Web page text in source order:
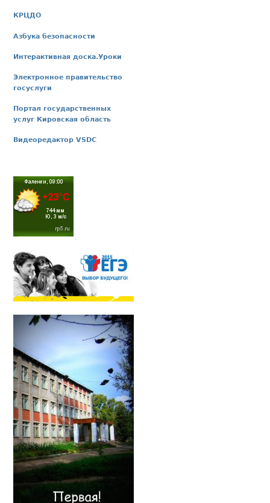
КРЦДО
Азбука безопасности
Интерактивная доска.Уроки
Электронное правительство
госуслуги
Портал государственных
услуг Кировская область
Видеоредактор VSDC